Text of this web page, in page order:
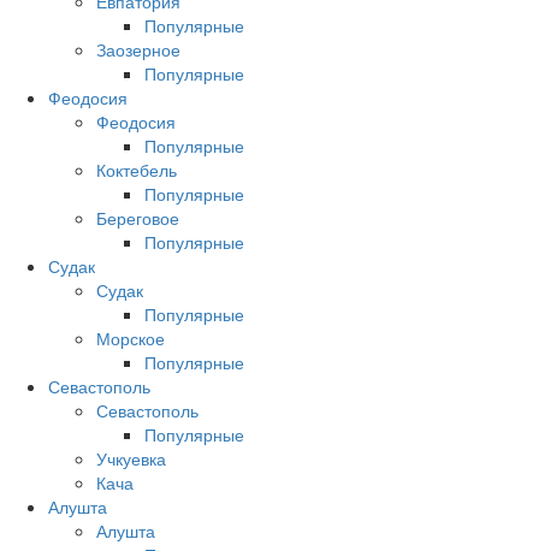
Популярные
Заозерное
Популярные
Феодосия
Феодосия
Популярные
Коктебель
Популярные
Береговое
Популярные
Судак
Судак
Популярные
Морское
Популярные
Севастополь
Севастополь
Популярные
Учкуевка
Кача
Алушта
Алушта